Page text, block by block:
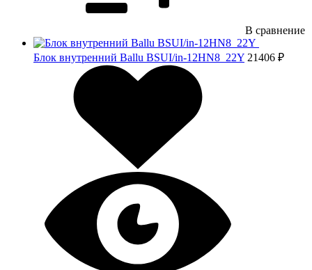
В сравнение
Блок внутренний Ballu BSUI/in-12HN8_22Y 21406 ₽